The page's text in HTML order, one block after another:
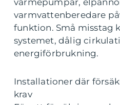
varmvattenberedare
funktion. Små misstag
systemet, dålig
energiförbrukning.
Installationer där
krav